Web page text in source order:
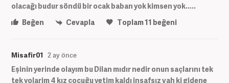
olacağı budur söndü bir ocak baban yok kimsen yok.....
Beğen
Cevapla Toplam11 beğeni
Misafir01 2 ay önce
Eşinin yerinde olayım bu Dilan mıdır nedir onun saçlarını tek
tek yolarim 4 kız çocuğu yetim kaldı insafsız vah ki gidene